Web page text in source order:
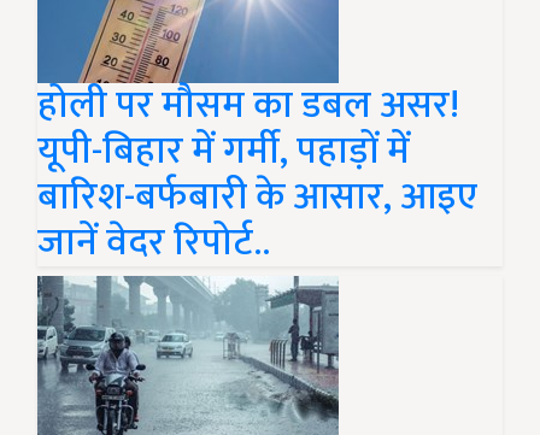
होली पर मौसम का डबल असर!
यूपी-बिहार में गर्मी, पहाड़ों में
बारिश-बर्फबारी के आसार, आइए
जानें वेदर रिपोर्ट..